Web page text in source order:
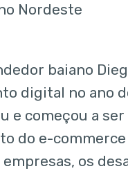
Nordeste
baiano
digital no ano
e começou a
do e-
os